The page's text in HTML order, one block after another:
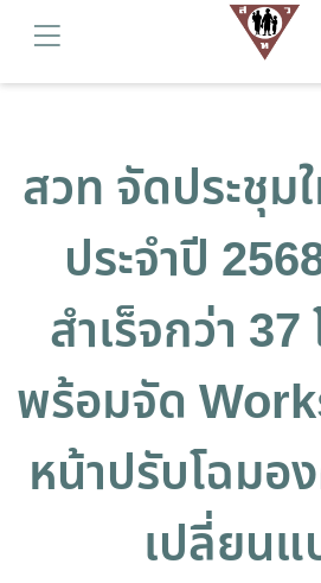
สวท จัดประชุ
ประจำปี
สำเร็จกว่า 37
พร้อมจัด
หน้าปรับโฉมอ
เปลี่ยน